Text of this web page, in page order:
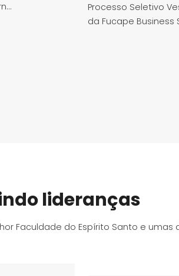
Processo Seletivo
da Fucape Business
lideranças
Faculdade do Espírito Santo e umas